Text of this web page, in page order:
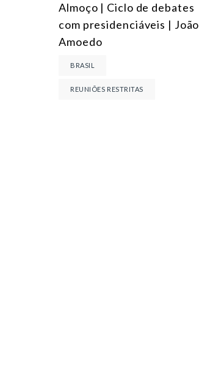
Almoço | Ciclo de debates
com presidenciáveis | João
Amoedo
BRASIL
REUNIÕES RESTRITAS